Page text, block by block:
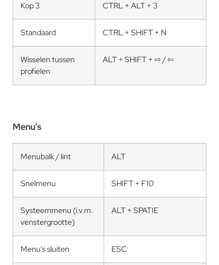
Kop 3 CTRL + ALT + 3
Standaard CTRL + SHIFT + N
Wisselen tussen
profielen
ALT + SHIFT + ⇨ / ⇦
Menu’s
Menubalk / lint ALT
Snelmenu SHIFT + F10
Systeemmenu (i.v.m.
venstergrootte)
ALT + SPATIE
Menu’s sluiten ESC